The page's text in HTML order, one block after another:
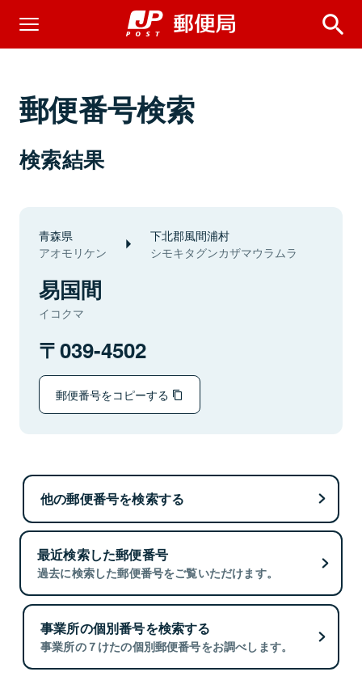
郵便番号検索
検索結果
青森県
アオモリケン
下北郡風間浦村
シモキタグンカザマウラムラ
易国間
イコクマ
039-4502
郵便番号をコピーする
他の郵便番号を検索する
最近検索した郵便番号
過去に検索した郵便番号をご覧いただけます。
事業所の個別番号を検索する
事業所の７けたの個別郵便番号をお調べします。